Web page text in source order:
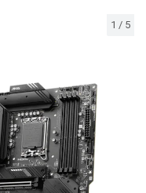
1 / 5